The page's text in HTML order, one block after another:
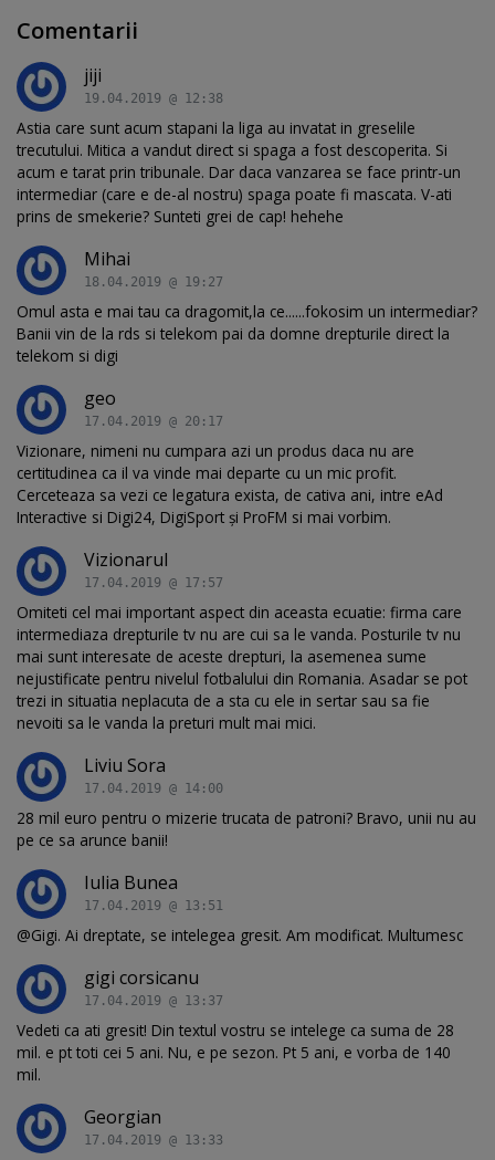
Comentarii
jiji
19.04.2019 @ 12:38
Astia care sunt acum stapani la liga au invatat in greselile
trecutului. Mitica a vandut direct si spaga a fost descoperita. Si
acum e tarat prin tribunale. Dar daca vanzarea se face printr-un
intermediar (care e de-al nostru) spaga poate fi mascata. V-ati
prins de smekerie? Sunteti grei de cap! hehehe
Mihai
18.04.2019 @ 19:27
Omul asta e mai tau ca dragomit,la ce......fokosim un intermediar?
Banii vin de la rds si telekom pai da domne drepturile direct la
telekom si digi
geo
17.04.2019 @ 20:17
Vizionare, nimeni nu cumpara azi un produs daca nu are
certitudinea ca il va vinde mai departe cu un mic profit.
Cerceteaza sa vezi ce legatura exista, de cativa ani, intre eAd
Interactive si Digi24, DigiSport și ProFM si mai vorbim.
Vizionarul
17.04.2019 @ 17:57
Omiteti cel mai important aspect din aceasta ecuatie: firma care
intermediaza drepturile tv nu are cui sa le vanda. Posturile tv nu
mai sunt interesate de aceste drepturi, la asemenea sume
nejustificate pentru nivelul fotbalului din Romania. Asadar se pot
trezi in situatia neplacuta de a sta cu ele in sertar sau sa fie
nevoiti sa le vanda la preturi mult mai mici.
Liviu Sora
17.04.2019 @ 14:00
28 mil euro pentru o mizerie trucata de patroni? Bravo, unii nu au
pe ce sa arunce banii!
Iulia Bunea
17.04.2019 @ 13:51
@Gigi. Ai dreptate, se intelegea gresit. Am modificat. Multumesc
gigi corsicanu
17.04.2019 @ 13:37
Vedeti ca ati gresit! Din textul vostru se intelege ca suma de 28
mil. e pt toti cei 5 ani. Nu, e pe sezon. Pt 5 ani, e vorba de 140
mil.
Georgian
17.04.2019 @ 13:33